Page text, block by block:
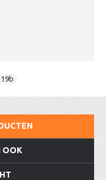
19b
OOK